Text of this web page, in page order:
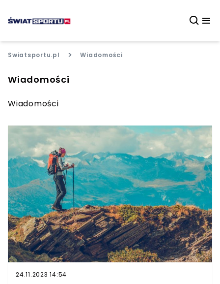
Swiatsportu.pl > Wiadomości
Wiadomości
Wiadomości
24.11.2023 14:54